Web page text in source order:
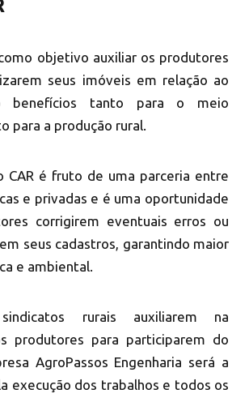
objetivo auxiliar os produtores
seus imóveis em relação ao
benefícios tanto para o meio
para a produção rural.
CAR é fruto de uma parceria entre
e privadas e é uma oportunidade
corrigirem eventuais erros ou
seus cadastros, garantindo maior
e ambiental.
rurais auxiliarem na
produtores para participarem do
AgroPassos Engenharia será a
execução dos trabalhos e todos os